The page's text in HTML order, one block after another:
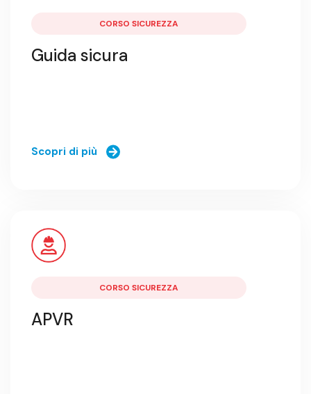
CORSO SICUREZZA
Guida sicura
Scopri di più
CORSO SICUREZZA
APVR